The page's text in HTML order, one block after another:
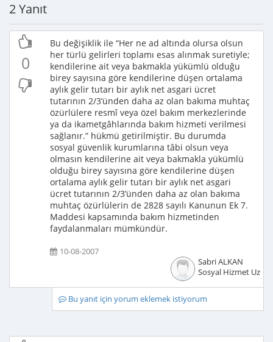
2 Yanıt
0
Bu değişiklik ile “Her ne ad altında olursa olsun
her türlü gelirleri toplamı esas alınmak suretiyle;
kendilerine ait veya bakmakla yükümlü olduğu
birey sayısına göre kendilerine düşen ortalama
aylık gelir tutarı bir aylık net asgari ücret
tutarının 2/3’ünden daha az olan bakıma muhtaç
özürlülere resmî veya özel bakım merkezlerinde
ya da ikametgâhlarında bakım hizmeti verilmesi
sağlanır.” hükmü getirilmiştir. Bu durumda
sosyal güvenlik kurumlarına tâbi olsun veya
olmasın kendilerine ait veya bakmakla yükümlü
olduğu birey sayısına göre kendilerine düşen
ortalama aylık gelir tutarı bir aylık net asgari
ücret tutarının 2/3’ünden daha az olan bakıma
muhtaç özürlülerin de 2828 sayılı Kanunun Ek 7.
Maddesi kapsamında bakım hizmetinden
faydalanmaları mümkündür.
10-08-2007
Sabri ALKAN
Sosyal Hizmet
Bu yanıt için yorum eklemek istiyorum